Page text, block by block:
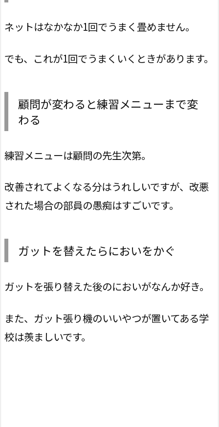
ネットはなかなか1回でうまく畳めません。
でも、これが1回でうまくいくときがあります。
顧問が変わると練習メニューまで変
わる
練習メニューは顧問の先生次第。
改善されてよくなる分はうれしいですが、改悪
された場合の部員の愚痴はすごいです。
ガットを替えたらにおいをかぐ
ガットを張り替えた後のにおいがなんか好き。
また、ガット張り機のいいやつが置いてある学
校は羨ましいです。